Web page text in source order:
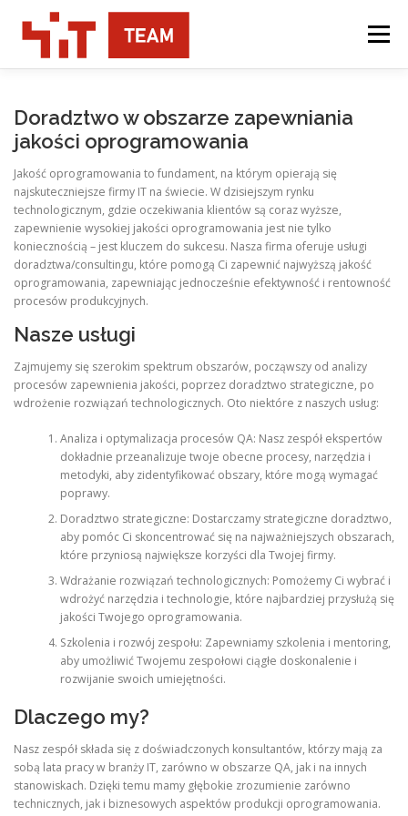
treści
Menu
Doradztwo w obszarze zapewniania
jakości oprogramowania
Jakość oprogramowania to fundament, na którym opierają się
najskuteczniejsze firmy IT na świecie. W dzisiejszym rynku
technologicznym, gdzie oczekiwania klientów są coraz wyższe,
zapewnienie wysokiej jakości oprogramowania jest nie tylko
koniecznością – jest kluczem do sukcesu. Nasza firma oferuje usługi
doradztwa/consultingu, które pomogą Ci zapewnić najwyższą jakość
oprogramowania, zapewniając jednocześnie efektywność i rentowność
procesów produkcyjnych.
Nasze usługi
Zajmujemy się szerokim spektrum obszarów, począwszy od analizy
procesów zapewnienia jakości, poprzez doradztwo strategiczne, po
wdrożenie rozwiązań technologicznych. Oto niektóre z naszych usług:
Analiza i optymalizacja procesów QA: Nasz zespół ekspertów
dokładnie przeanalizuje twoje obecne procesy, narzędzia i
metodyki, aby zidentyfikować obszary, które mogą wymagać
poprawy.
Doradztwo strategiczne: Dostarczamy strategiczne doradztwo,
aby pomóc Ci skoncentrować się na najważniejszych obszarach,
które przyniosą największe korzyści dla Twojej firmy.
Wdrażanie rozwiązań technologicznych: Pomożemy Ci wybrać i
wdrożyć narzędzia i technologie, które najbardziej przysłużą się
jakości Twojego oprogramowania.
Szkolenia i rozwój zespołu: Zapewniamy szkolenia i mentoring,
aby umożliwić Twojemu zespołowi ciągłe doskonalenie i
rozwijanie swoich umiejętności.
Dlaczego my?
Nasz zespół składa się z doświadczonych konsultantów, którzy mają za
sobą lata pracy w branży IT, zarówno w obszarze QA, jak i na innych
stanowiskach. Dzięki temu mamy głębokie zrozumienie zarówno
technicznych, jak i biznesowych aspektów produkcji oprogramowania.